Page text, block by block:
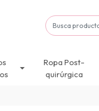
Ropa Post-
quirúrgica